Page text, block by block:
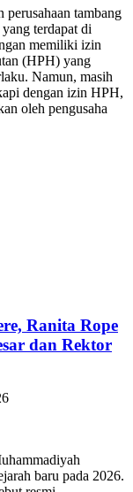
tambang
terdapat di
memiliki izin
(HPH) yang
Namun, masih
dengan izin HPH,
oleh pengusaha
Ranita Rope
dan Rektor
baru pada 2026.